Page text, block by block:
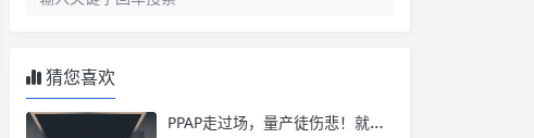
猜您喜欢
PPAP走过场，量产徒伤悲！就因为少了个”P”!